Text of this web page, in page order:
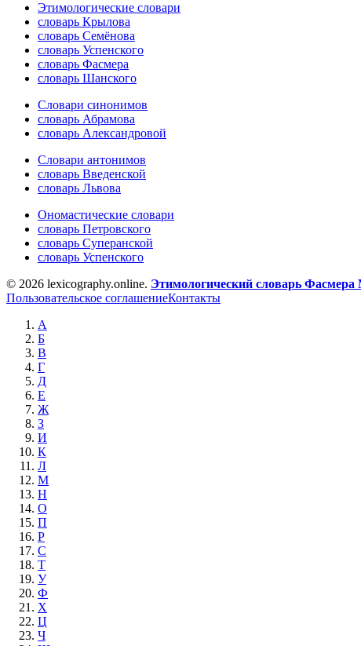
Этимологические словари
словарь Крылова
словарь Семёнова
словарь Успенского
словарь Фасмера
словарь Шанского
Словари синонимов
словарь Абрамова
словарь Александровой
Словари антонимов
словарь Введенской
словарь Львова
Ономастические словари
словарь Петровского
словарь Суперанской
словарь Успенского
© 2026 lexicography.online. Этимологический словарь
Пользовательское соглашениеКонтакты
А
Б
В
Г
Д
Е
Ж
З
И
К
Л
М
Н
О
П
Р
С
Т
У
Ф
Х
Ц
Ч